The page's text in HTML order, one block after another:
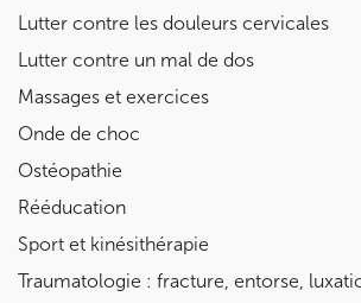
Lutter contre les douleurs cervicales
Lutter contre un mal de dos
Massages et exercices
Onde de choc
Ostéopathie
Rééducation
Sport et kinésithérapie
Traumatologie : fracture, entorse,